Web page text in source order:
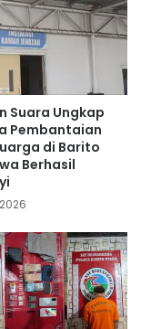
Suara Ungkap
Pembantaian
di Barito
Berhasil